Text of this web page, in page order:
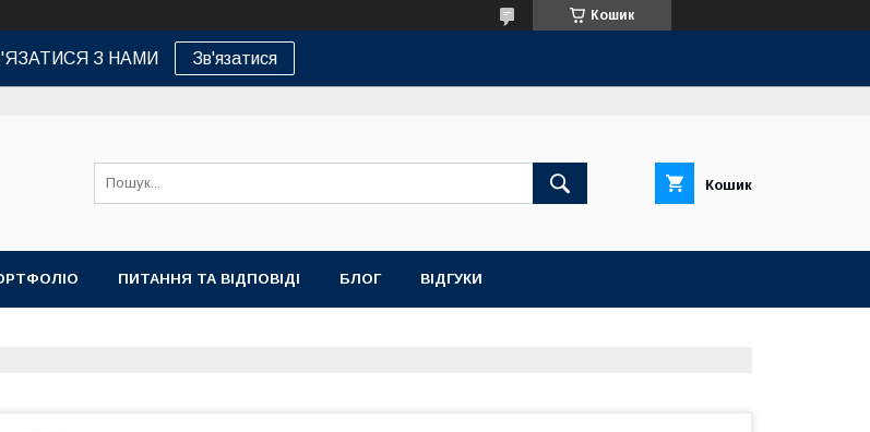
Кошик
З НАМИ Зв'язатися
Кошик
ПИТАННЯ ТА ВІДПОВІДІ БЛОГ ВІДГУКИ